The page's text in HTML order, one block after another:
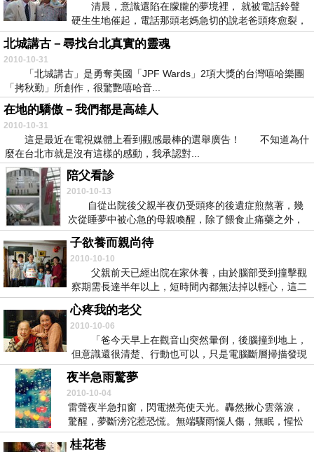
清晨，意識還陷在朦朧的夢境裡， 就被電話鈴聲
硬生生地催起，電話那頭老媽急切的說老爸頭疼愈裂，
整個...
北城講古－尋找台北真實的靈魂
2010-10-31
「北城講古」是勇奪美國「JPF Wards」2項大獎的台灣嘻哈樂團
「拷秋勤」所創作，很驚艷嘻哈音...
在地的驕傲－我們都是高雄人
2010-10-31
這是最近在電視媒體上看到觀感最棒的選舉廣告！ 不知道為什
麼在台北市就是沒有這樣的感動，我承認對...
陪父看診
2010-10-13
自從出院後父親半夜仍受頭疼的後遺症煎熬著，幾
次從睡夢中被心急的母親喚醒，除了餵食止痛藥之外，
也沒...
子欲養而親尚待
2010-10-10
父親前天已經出院在家休養，由於腦部受到撞擊觀
察期需長達半年以上，短時間內都無法掉以輕心，這二
天母...
心疼我的老父
2010-10-06
「爸今天早上在觀音山突然暈倒，後腦撞到地上，
但意識還很清楚、行動也可以，只是電腦斷層掃描發現
有點...
夜半急雨驚夢
2010-10-04
雷聲夜半急扣窗，閃電撚亮使天光。轟然揪心雲落淚，
驚醒，夢斷滂沱惹恐慌。無端驟雨惱人傷，無眠，惺忪
睡意...
桂花巷